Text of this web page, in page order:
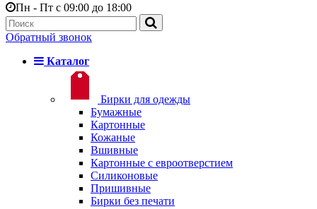
Пн - Пт с 09:00 до 18:00
Обратный звонок
Каталог
Бирки для одежды
Бумажные
Картонные
Кожаные
Вшивные
Картонные с евроотверстием
Силиконовые
Пришивные
Бирки без печати